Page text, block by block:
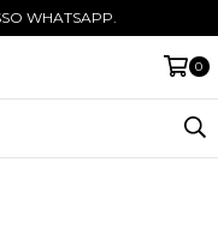
WHATSAPP.
0